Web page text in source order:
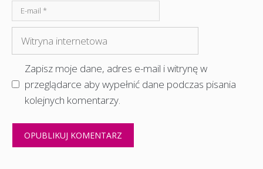
mail
internetowa
Zapisz moje dane, adres e-mail i witrynę w
przeglądarce aby wypełnić dane podczas pisania
kolejnych komentarzy.